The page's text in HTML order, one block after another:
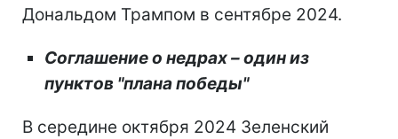
Дональдом Трампом в сентябре 2024.
Соглашение о недрах – один из
пунктов "плана победы"
В середине октября 2024 Зеленский